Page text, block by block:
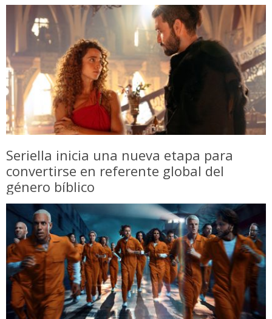
Seriella inicia una nueva etapa para
convertirse en referente global del
género bíblico